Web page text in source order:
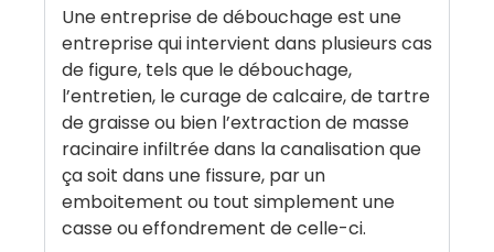
Une entreprise de débouchage est une
entreprise qui intervient dans plusieurs cas
de figure, tels que le débouchage,
l’entretien, le curage de calcaire, de tartre
de graisse ou bien l’extraction de masse
racinaire infiltrée dans la canalisation que
ça soit dans une fissure, par un
emboitement ou tout simplement une
casse ou effondrement de celle-ci.